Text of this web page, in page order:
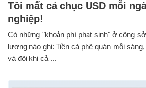
Tôi mất cả chục USD mỗi
nghiệp!
Có những "khoản phí phát sinh" ở công
lương nào ghi: Tiền cà phê quán mỗi
và đôi khi cả ...